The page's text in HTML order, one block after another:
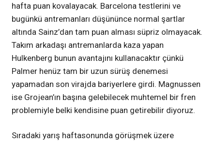
hafta puan kovalayacak. Barcelona testlerini ve
bugünkü antremanları düşününce normal şartlar
altında Sainz’dan tam puan alması süpriz olmayacak.
Takım arkadaşı antremanlarda kaza yapan
Hulkenberg bunun avantajını kullanacaktır çünkü
Palmer henüz tam bir uzun sürüş denemesi
yapamadan son virajda bariyerlere girdi. Magnussen
ise Grojean’ın başına gelebilecek muhtemel bir fren
problemiyle belki kendisine puan getirebilir diyoruz.
Sıradaki yarış haftasonunda görüşmek üzere